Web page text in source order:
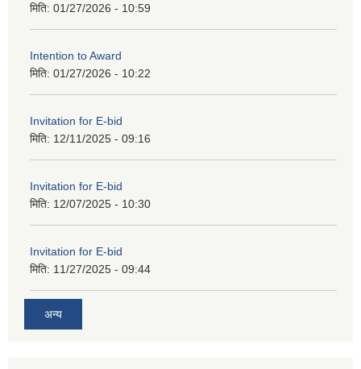
मिति: 01/27/2026 - 10:59
Intention to Award
मिति: 01/27/2026 - 10:22
Invitation for E-bid
मिति: 12/11/2025 - 09:16
Invitation for E-bid
मिति: 12/07/2025 - 10:30
Invitation for E-bid
मिति: 11/27/2025 - 09:44
अन्य